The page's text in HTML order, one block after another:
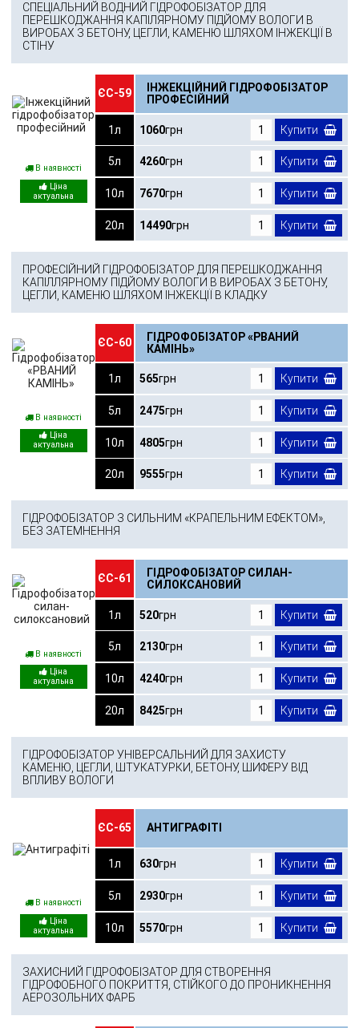
СПЕЦІАЛЬНИЙ ВОДНИЙ ГІДРОФОБІЗАТОР ДЛЯ
ПЕРЕШКОДЖАННЯ КАПІЛЯРНОМУ ПІДЙОМУ ВОЛОГИ В
ВИРОБАХ З БЕТОНУ, ЦЕГЛИ, КАМЕНЮ ШЛЯХОМ ІНЖЕКЦІЇ В
СТІНУ
В наявності
ЄС-59
ІНЖЕКЦІЙНИЙ ГІДРОФОБІЗАТОР
ПРОФЕСІЙНИЙ
1л 1060грн Купити
5л 4260грн Купити
10л 7670грн Купити
20л 14490грн Купити
ПРОФЕСІЙНИЙ ГІДРОФОБІЗАТОР ДЛЯ ПЕРЕШКОДЖАННЯ
КАПІЛЛЯРНОМУ ПІДЙОМУ ВОЛОГИ В ВИРОБАХ З БЕТОНУ,
ЦЕГЛИ, КАМЕНЮ ШЛЯХОМ ІНЖЕКЦІЇ В КЛАДКУ
В наявності
ЄС-60
ГІДРОФОБІЗАТОР «РВАНИЙ
КАМІНЬ»
1л 565грн Купити
5л 2475грн Купити
10л 4805грн Купити
20л 9555грн Купити
ГІДРОФОБІЗАТОР З СИЛЬНИМ «КРАПЕЛЬНИМ ЕФЕКТОМ»,
БЕЗ ЗАТЕМНЕННЯ
В наявності
ЄС-61
ГІДРОФОБІЗАТОР СИЛАН-
СИЛОКСАНОВИЙ
1л 520грн Купити
5л 2130грн Купити
10л 4240грн Купити
20л 8425грн Купити
ГІДРОФОБІЗАТОР УНІВЕРСАЛЬНИЙ ДЛЯ ЗАХИСТУ
КАМЕНЮ, ЦЕГЛИ, ШТУКАТУРКИ, БЕТОНУ, ШИФЕРУ ВІД
ВПЛИВУ ВОЛОГИ
В наявності
ЄС-65 АНТИГРАФІТІ
1л 630грн Купити
5л 2930грн Купити
10л 5570грн Купити
ЗАХИСНИЙ ГІДРОФОБІЗАТОР ДЛЯ СТВОРЕННЯ
ГІДРОФОБНОГО ПОКРИТТЯ, СТІЙКОГО ДО ПРОНИКНЕННЯ
АЕРОЗОЛЬНИХ ФАРБ